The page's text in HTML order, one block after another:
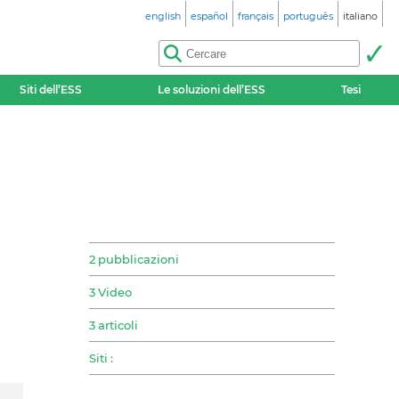
english español français português italiano
Siti dell’ESS Le soluzioni dell’ESS Tesi
2 pubblicazioni
3 Video
3 articoli
Siti :